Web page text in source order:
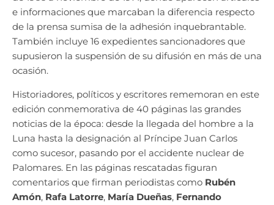
e informaciones que marcaban la diferencia respecto
de la prensa sumisa de la adhesión inquebrantable.
También incluye 16 expedientes sancionadores que
supusieron la suspensión de su difusión en más de una
ocasión.
Historiadores, políticos y escritores rememoran en este
edición conmemorativa de 40 páginas las grandes
noticias de la época: desde la llegada del hombre a la
Luna hasta la designación al Príncipe Juan Carlos
como sucesor, pasando por el accidente nuclear de
Palomares. En las páginas rescatadas figuran
comentarios que firman periodistas como Rubén
Amón, Rafa Latorre, María Dueñas, Fernando